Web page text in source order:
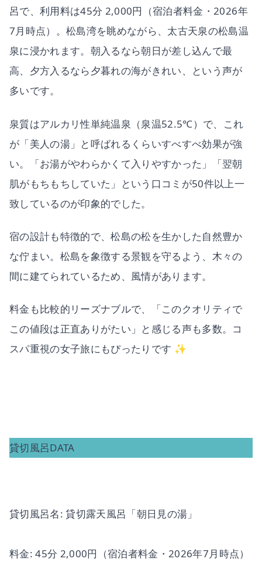
呂で、利用料は45分 2,000円（宿泊者料金・2026年
7月時点）。松島湾を眺めながら、太古天泉の松島温
泉に浸かれます。朝入るなら朝日が差し込んで最
高、夕方入るなら夕暮れの海がきれい、という声が
多いです。
泉質はアルカリ性単純温泉（泉温52.5℃）で、これ
が「美人の湯」と呼ばれるくらいすべすべ効果が強
い。「お湯がやわらかくて入りやすかった」「翌朝
肌がもちもちしていた」という口コミが50件以上一
致しているのが印象的でした。
宿の設計も特徴的で、松島の松を生かした自然豊か
な佇まい。松島を象徴する景観を守るよう、木々の
間に建てられているため、風情があります。
料金も比較的リーズナブルで、「このクオリティで
この値段は正直ありがたい」と感じる声も多数。コ
スパ重視の女子旅にもぴったりです ✨
貸切風呂DATA
貸切風呂名: 貸切露天風呂「朝日見の湯」
料金: 45分 2,000円（宿泊者料金・2026年7月時点）